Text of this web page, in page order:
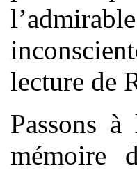
lecture de
Passons
mémoire